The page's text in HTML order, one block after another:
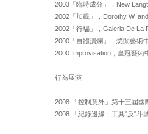
2003「臨時成分」，New
2002「加載」，Dorothy W.
2002「行騙」，Galeria De La
2000「自體潰爛」，悠閒藝術
2000 Improvisation，皇冠藝術
行為展演
2008 「控制意外」第十三屆國
2008 「紀錄邊緣：工具"反"斗